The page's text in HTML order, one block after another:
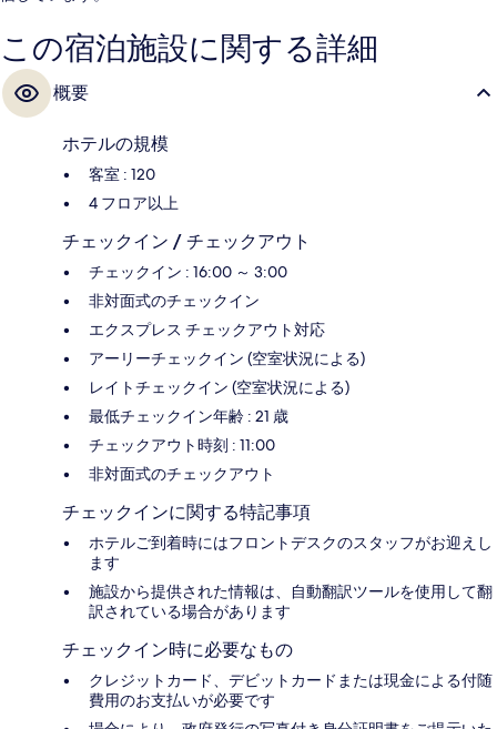
この宿泊施設に関する詳細
概要
ホテルの規模
客室 : 120
4 フロア以上
チェックイン / チェックアウト
チェックイン : 16:00 ～ 3:00
非対面式のチェックイン
エクスプレス チェックアウト対応
アーリーチェックイン (空室状況による)
レイトチェックイン (空室状況による)
最低チェックイン年齢 : 21 歳
チェックアウト時刻 : 11:00
非対面式のチェックアウト
チェックインに関する特記事項
ホテルご到着時にはフロントデスクのスタッフがお迎えし
ます
施設から提供された情報は、自動翻訳ツールを使用して翻
訳されている場合があります
チェックイン時に必要なもの
クレジットカード、デビットカードまたは現金による付随
費用のお支払いが必要です